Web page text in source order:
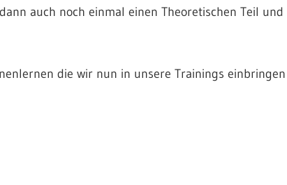
auch noch einmal einen Theoretischen Teil und
die wir nun in unsere Trainings einbringen